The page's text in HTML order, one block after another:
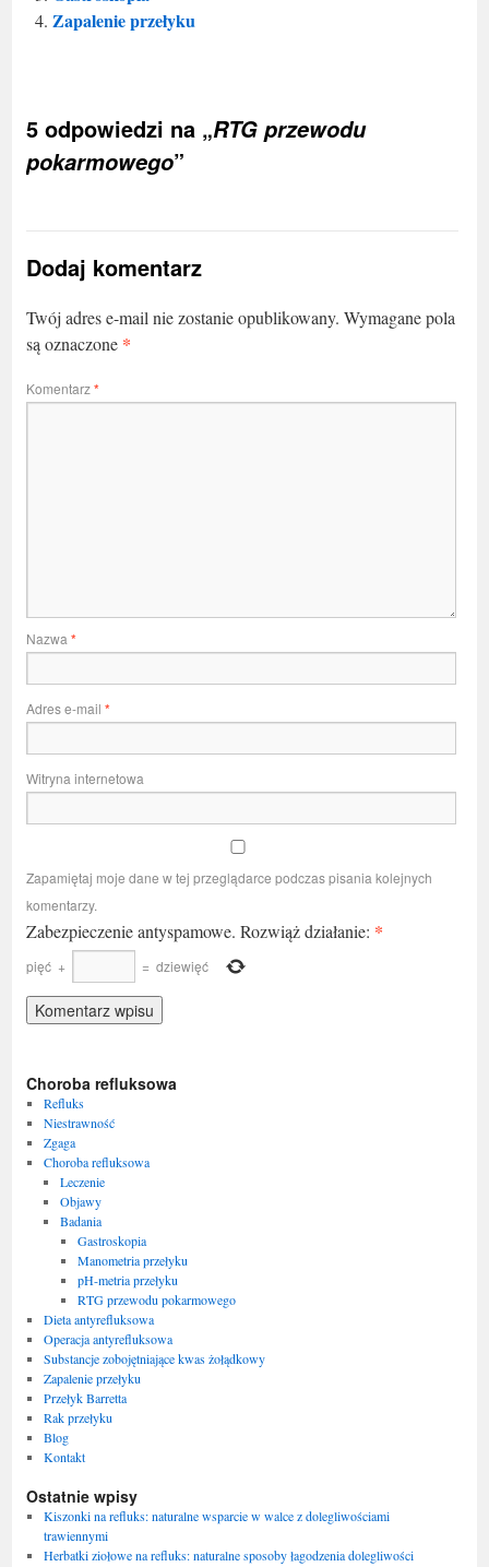
Zapalenie przełyku
5 odpowiedzi na „RTG przewodu
pokarmowego”
Dodaj komentarz
Twój adres e-mail nie zostanie opublikowany. Wymagane pola
są oznaczone *
Komentarz*
Nazwa *
Adres e-mail *
Witryna internetowa
Zapamiętaj moje dane w tej przeglądarce podczas pisania kolejnych
komentarzy.
Zabezpieczenie antyspamowe. Rozwiąż działanie: *
pięć + = dziewięć
Choroba refluksowa
Refluks
Niestrawność
Zgaga
Choroba refluksowa
Leczenie
Objawy
Badania
Gastroskopia
Manometria przełyku
pH-metria przełyku
RTG przewodu pokarmowego
Dieta antyrefluksowa
Operacja antyrefluksowa
Substancje zobojętniające kwas żołądkowy
Zapalenie przełyku
Przełyk Barretta
Rak przełyku
Blog
Kontakt
Ostatnie wpisy
Kiszonki na refluks: naturalne wsparcie w walce z dolegliwościami
trawiennymi
Herbatki ziołowe na refluks: naturalne sposoby łagodzenia dolegliwości